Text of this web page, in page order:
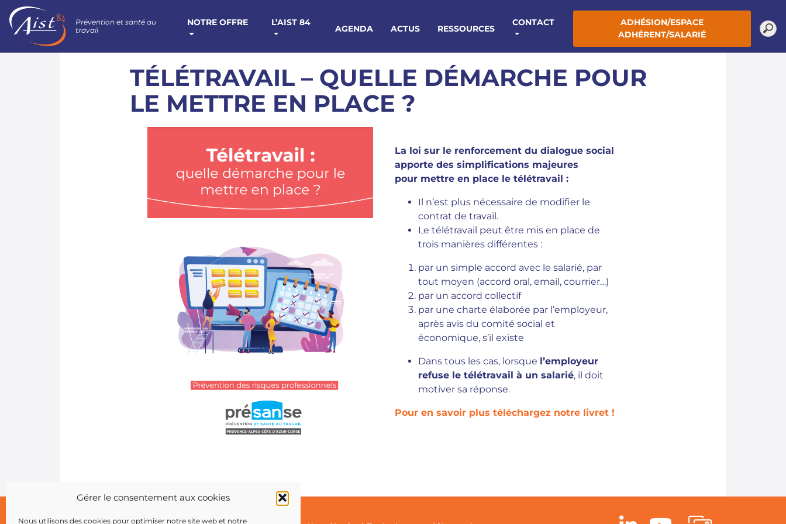
Gérer le consentement aux cookies
Nous utilisons des cookies pour optimiser notre site web et notre
Prévention et santé au
travail
NOTRE OFFRE L’AIST 84
AGENDA ACTUS RESSOURCES
CONTACT
ADHÉSION/ESPACE
ADHÉRENT/SALARIÉ
TÉLÉTRAVAIL – QUELLE DÉMARCHE POUR
LE METTRE EN PLACE ?
La loi sur le renforcement du dialogue social
apporte des simplifications majeures
pour mettre en place le télétravail :
Il n’est plus nécessaire de modifier le
contrat de travail.
Le télétravail peut être mis en place de
trois manières différentes :
par un simple accord avec le salarié, par
tout moyen (accord oral, email, courrier…)
par un accord collectif
par une charte élaborée par l’employeur,
après avis du comité social et
économique, s’il existe
Dans tous les cas, lorsque l’employeur
refuse le télétravail à un salarié, il doit
motiver sa réponse.
Pour en savoir plus téléchargez notre livret !